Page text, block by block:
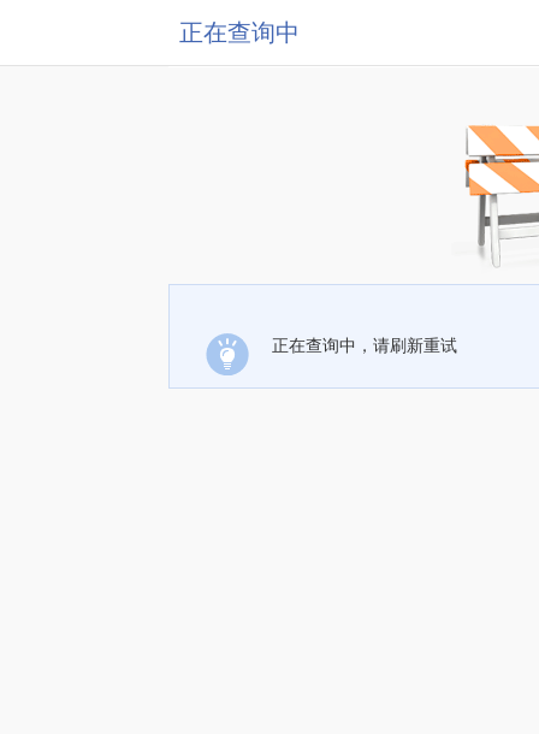
正在查询中
正在查询中，请刷新重试